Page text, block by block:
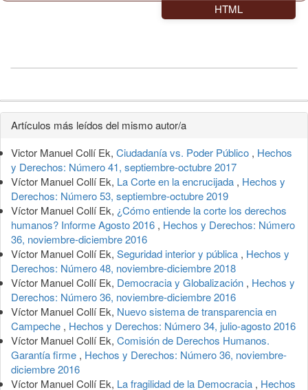
HTML
Detalles
del
artículo
Artículos más leídos del mismo autor/a
Victor Manuel Collí Ek, Ciudadanía vs. Poder Público , Hechos
y Derechos: Número 41, septiembre-octubre 2017
Víctor Manuel Collí Ek, La Corte en la encrucijada , Hechos y
Derechos: Número 53, septiembre-octubre 2019
Víctor Manuel Collí Ek, ¿Cómo entiende la corte los derechos
humanos? Informe Agosto 2016 , Hechos y Derechos: Número
36, noviembre-diciembre 2016
Víctor Manuel Collí Ek, Seguridad interior y pública , Hechos y
Derechos: Número 48, noviembre-diciembre 2018
Víctor Manuel Collí Ek, Democracia y Globalización , Hechos y
Derechos: Número 36, noviembre-diciembre 2016
Víctor Manuel Collí Ek, Nuevo sistema de transparencia en
Campeche , Hechos y Derechos: Número 34, julio-agosto 2016
Víctor Manuel Collí Ek, Comisión de Derechos Humanos.
Garantía firme , Hechos y Derechos: Número 36, noviembre-
diciembre 2016
Víctor Manuel Collí Ek, La fragilidad de la Democracia , Hechos